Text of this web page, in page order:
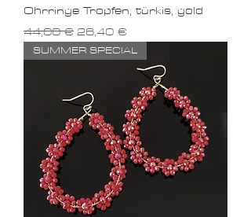
Ohrringe Tropfen, türkis, gold
Standardpreis
44,00 €Sale-Preis
26,40 €
SUMMER SPECIAL